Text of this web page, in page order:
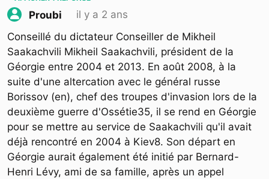
Proubi
il y a 2 ans
Conseillé du dictateur Conseiller de Mikheil
Saakachvili Mikheil Saakachvili, président de la
Géorgie entre 2004 et 2013. En août 2008, à la
suite d'une altercation avec le général russe
Borissov (en), chef des troupes d'invasion lors de la
deuxième guerre d'Ossétie35, il se rend en Géorgie
pour se mettre au service de Saakachvili qu'il avait
déjà rencontré en 2004 à Kiev8. Son départ en
Géorgie aurait également été initié par Bernard-
Henri Lévy, ami de sa famille, après un appel